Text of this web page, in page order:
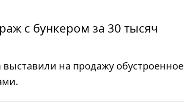
с бункером за 30 тысяч
на продажу обустроенное